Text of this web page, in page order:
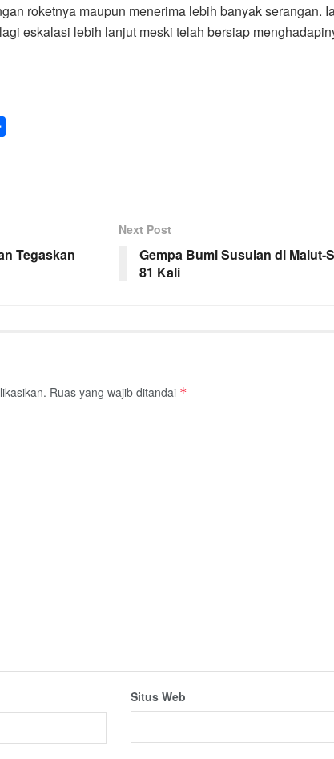
roketnya maupun menerima lebih banyak serangan.
eskalasi lebih lanjut meski telah bersiap
Tegaskan
Next Post
Gempa Bumi Susulan di Malut-
81 Kali
Ruas yang wajib ditandai *
Situs Web